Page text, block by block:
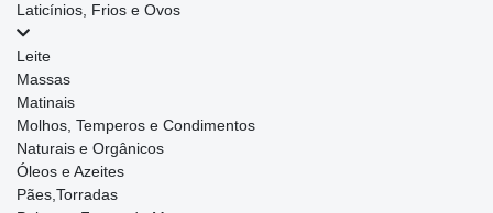
Laticínios, Frios e Ovos
Leite
Massas
Matinais
Molhos, Temperos e Condimentos
Naturais e Orgânicos
Óleos e Azeites
Pães,Torradas